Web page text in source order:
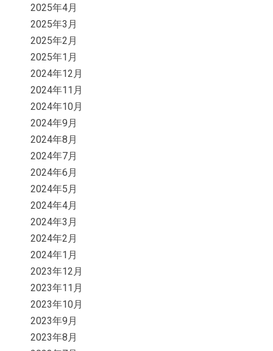
2025年4月
2025年3月
2025年2月
2025年1月
2024年12月
2024年11月
2024年10月
2024年9月
2024年8月
2024年7月
2024年6月
2024年5月
2024年4月
2024年3月
2024年2月
2024年1月
2023年12月
2023年11月
2023年10月
2023年9月
2023年8月